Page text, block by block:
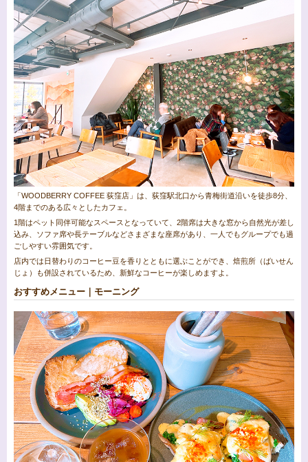
「WOODBERRY COFFEE 荻窪店」は、荻窪駅北口から青梅街道沿いを徒歩8分、
4階までのある広々としたカフェ。
1階はペット同伴可能なスペースとなっていて、2階席は大きな窓から自然光が差し
込み、ソファ席や長テーブルなどさまざまな座席があり、一人でもグループでも過
ごしやすい雰囲気です。
店内では日替わりのコーヒー豆を香りとともに選ぶことができ、焙煎所（ばいせん
じょ）も併設されているため、新鮮なコーヒーが楽しめますよ。
おすすめメニュー｜モーニング